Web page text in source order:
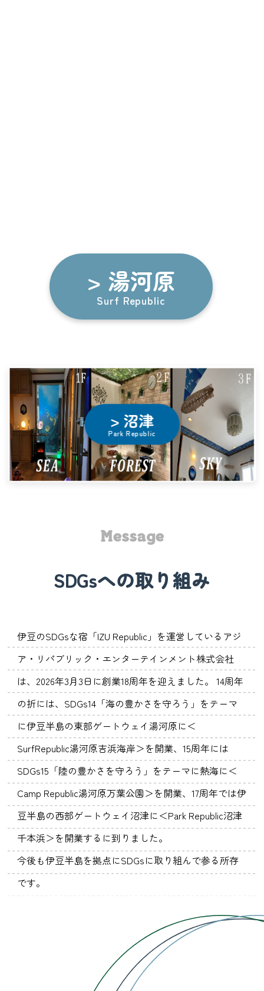
Camp Republic
> 湯河原
Surf Republic
> 沼津
Park Republic
SDGsへの取り組み
伊豆のSDGsな宿「IZU Republic」を運営しているアジ
ア・リパブリック・エンターテインメント株式会社
は、2026年3月3日に創業18周年を迎えました。 14周年
の折には、SDGs14「海の豊かさを守ろう」をテーマ
に伊豆半島の東部ゲートウェイ湯河原に＜
SurfRepublic湯河原吉浜海岸＞を開業、15周年には
SDGs15「陸の豊かさを守ろう」をテーマに熱海に＜
Camp Republic湯河原万葉公園＞を開業、17周年では伊
豆半島の西部ゲートウェイ沼津に＜Park Republic沼津
千本浜＞を開業するに到りました。
今後も伊豆半島を拠点にSDGsに取り組んで参る所存
です。